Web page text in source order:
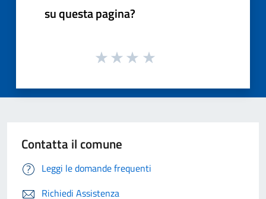
su questa pagina?
Contatta il comune
Leggi le domande frequenti
Richiedi Assistenza